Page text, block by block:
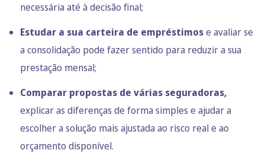
necessária até à decisão final;
Estudar a sua carteira de empréstimose avaliar se
a consolidação pode fazer sentido para reduzir a sua
prestação mensal;
Comparar propostas de várias seguradoras,
explicar as diferenças de forma simples e ajudar a
escolher a solução mais ajustada ao risco real e ao
orçamento disponível.